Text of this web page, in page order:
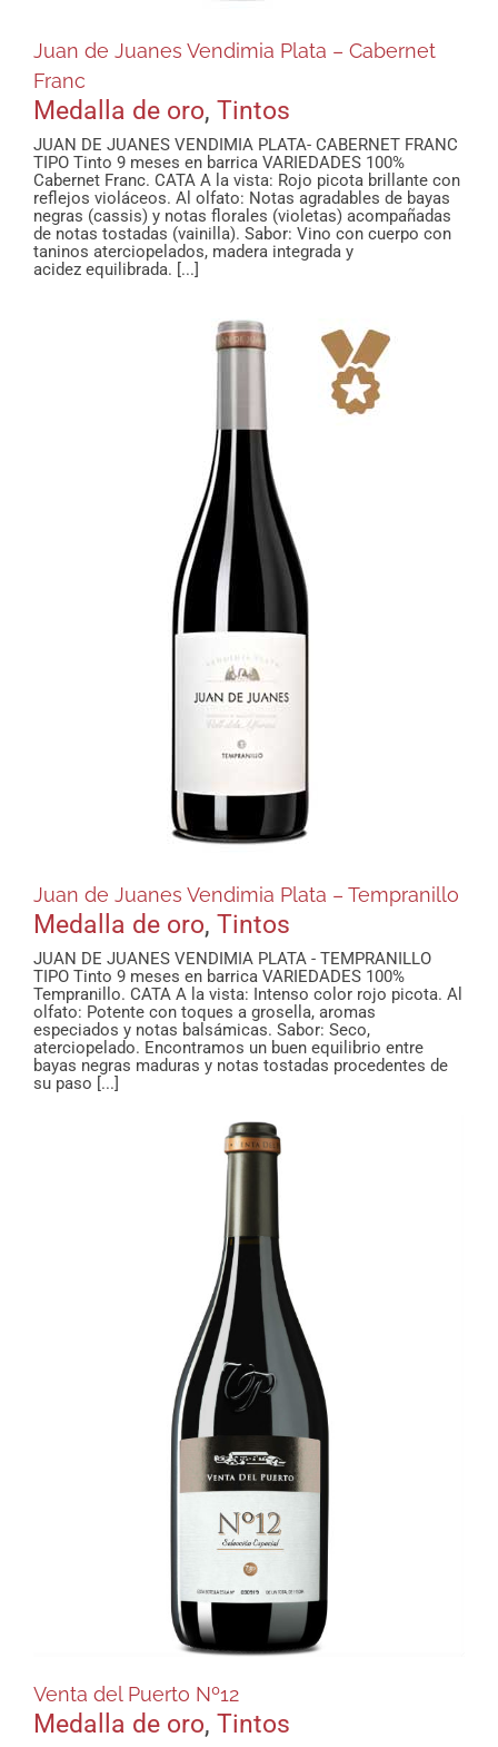
Juan de Juanes Vendimia Plata – Cabernet
Franc
Medalla de oro, Tintos
JUAN DE JUANES VENDIMIA PLATA- CABERNET FRANC
TIPO Tinto 9 meses en barrica VARIEDADES 100%
Cabernet Franc. CATA A la vista: Rojo picota brillante con
reflejos violáceos. Al olfato: Notas agradables de bayas
negras (cassis) y notas florales (violetas) acompañadas
de notas tostadas (vainilla). Sabor: Vino con cuerpo con
taninos aterciopelados, madera integrada y
acidez equilibrada. [...]
Juan de Juanes Vendimia Plata – Tempranillo
Medalla de oro, Tintos
JUAN DE JUANES VENDIMIA PLATA - TEMPRANILLO
TIPO Tinto 9 meses en barrica VARIEDADES 100%
Tempranillo. CATA A la vista: Intenso color rojo picota. Al
olfato: Potente con toques a grosella, aromas
especiados y notas balsámicas. Sabor: Seco,
aterciopelado. Encontramos un buen equilibrio entre
bayas negras maduras y notas tostadas procedentes de
su paso [...]
Venta del Puerto Nº12
Medalla de oro, Tintos